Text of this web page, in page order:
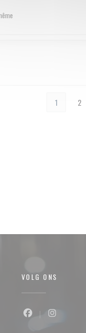
1 2
venster))
VOLG ONS
Facebook ((opent